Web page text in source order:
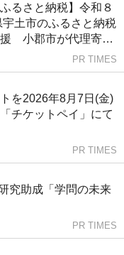
るさと納税】令和８
土市のふるさと納税
小郡市が代理寄附
PR TIMES
を2026年8月7日(金)
チケットペイ」にて
PR TIMES
究助成「学問の未来
PR TIMES